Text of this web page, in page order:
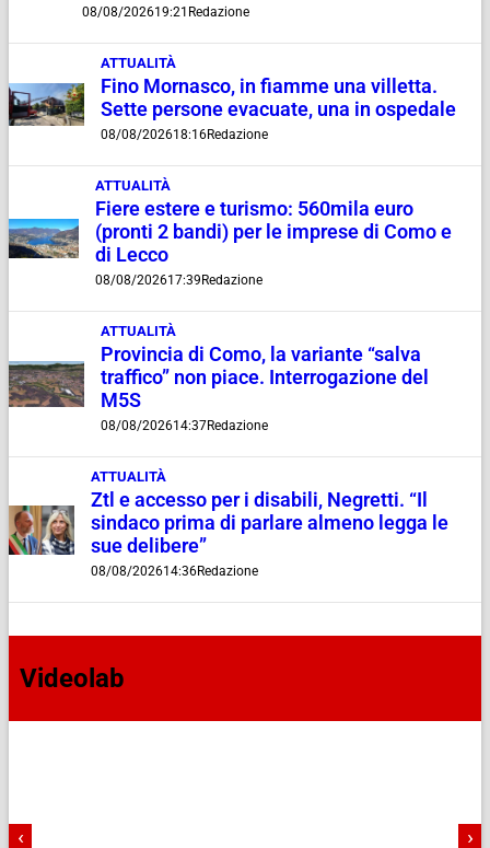
08/08/202619:21 Redazione
ATTUALITÀ
Fino Mornasco, in fiamme una villetta.
Sette persone evacuate, una in ospedale
08/08/202618:16Redazione
ATTUALITÀ
Fiere estere e turismo: 560mila euro
(pronti 2 bandi) per le imprese di Como e
di Lecco
08/08/202617:39 Redazione
ATTUALITÀ
Provincia di Como, la variante “salva
traffico” non piace. Interrogazione del
M5S
08/08/202614:37Redazione
ATTUALITÀ
Ztl e accesso per i disabili, Negretti. “Il
sindaco prima di parlare almeno legga le
sue delibere”
08/08/202614:36Redazione
Videolab
‹ ›